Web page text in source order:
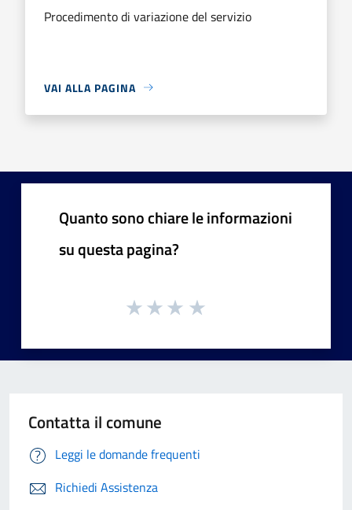
Procedimento di variazione del servizio
VAI ALLA PAGINA
Quanto sono chiare le informazioni
su questa pagina?
Contatta il comune
Leggi le domande frequenti
Richiedi Assistenza